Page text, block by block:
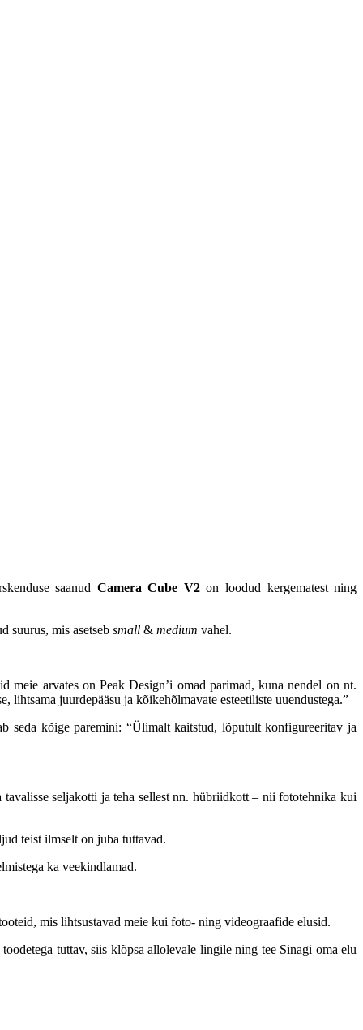
saanud Camera Cube V2on loodud kergematest ning
suurus, mis asetseb small & medium vahel.
meie arvates on Peak Design’i omad parimad, kuna nendel on nt.
juurdepääsu ja kõikehõlmavate esteetiliste uuendustega.”
seda kõige paremini: “Ülimalt kaitstud, lõputult konfigureeritav ja
seljakotti ja teha sellest nn. hübriidkott – nii fototehnika kui
teist ilmselt on juba tuttavad.
ka veekindlamad.
mis lihtsustavad meie kui foto- ning videograafide elusid.
tuttav, siis klõpsa allolevale lingile ning tee Sinagi oma elu